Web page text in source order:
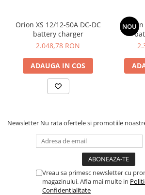
Orion XS 12/12-50A DC-DC
battery charger
2.048,78 RON
ADAUGA IN COS
NOU
Orion
Newsletter Nu rata ofertele si promotiile
Vreau sa primesc newsletter cu
magazinului. Afla mai multe in
Confidentialitate